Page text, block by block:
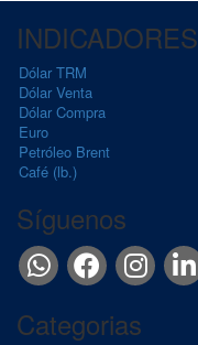
Dólar TRM
Dólar Venta
Dólar Compra
Euro
Petróleo Brent
Café (lb.)
Síguenos
Categorias